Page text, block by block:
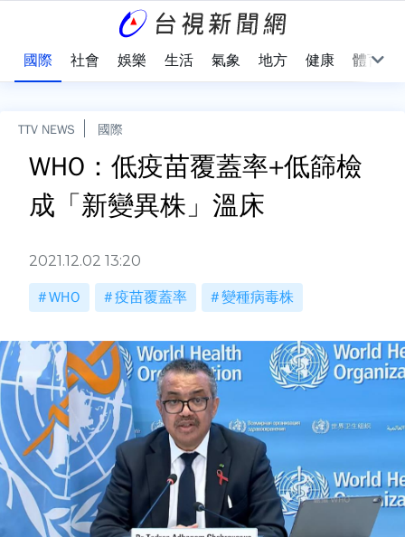
國際 社會 娛樂 生活 氣象 地方 健康 體育
TTV NEWS 國際
WHO：低疫苗覆蓋率+低篩檢
成「新變異株」溫床
2021.12.02 13:20
WHO 疫苗覆蓋率 變種病毒株